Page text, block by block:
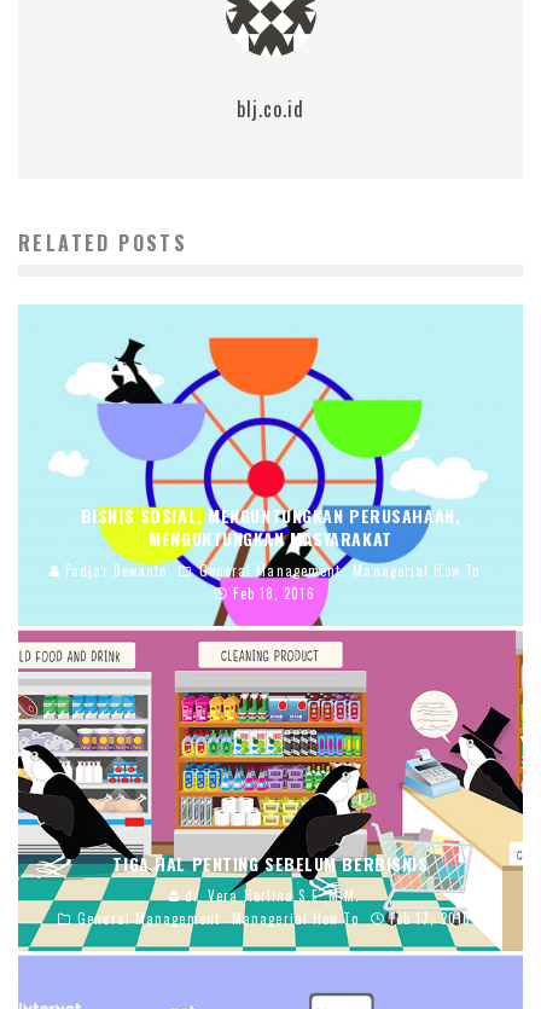
blj.co.id
RELATED POSTS
BISNIS SOSIAL, MENGUNTUNGKAN PERUSAHAAN,
MENGUNTUNGKAN MASYARAKAT
Fadjar Dewanto General Management
Managerial How To
Feb 18, 2016
TIGA HAL PENTING SEBELUM BERBISNIS
dr. Vera Herlina,S.E.,M.M.
General Management
Managerial How To Feb 17, 2016